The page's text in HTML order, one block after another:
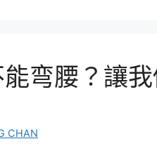
弯腰？讓
CHAN